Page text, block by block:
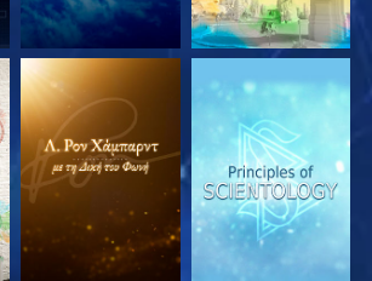
ΕΞΕΡΕΥΝΗΣΤΕ ΤΗ
ΣΕΙΡΑ
ΕΞΕΡΕΥΝΗΣΤΕ ΤΗ
ΣΕΙΡΑ